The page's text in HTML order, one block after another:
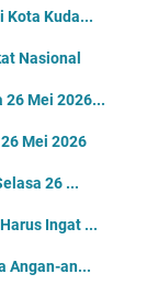
Kota Kuda...
Nasional
26 Mei 2026...
Mei 2026
26 ...
Ingat ...
Angan-an...